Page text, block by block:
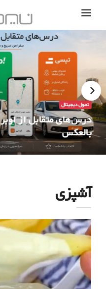
تماس
تحول دیجیتال
درس‌های متقابل از
بالعکس
آشپزی